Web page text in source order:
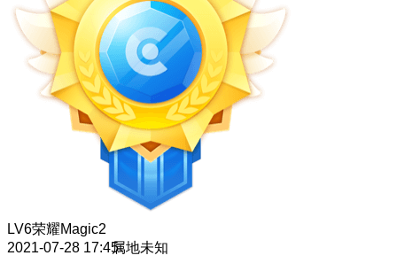
LV6荣耀Magic2
2021-07-28 17:45属地未知